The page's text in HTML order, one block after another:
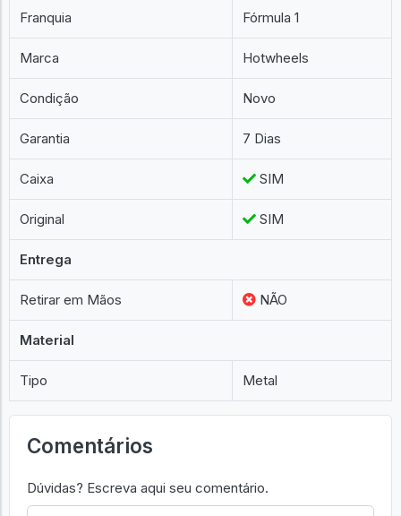
Franquia Fórmula 1
Marca Hotwheels
Condição Novo
Garantia 7 Dias
Caixa SIM
Original SIM
Entrega
Retirar em Mãos NÃO
Material
Tipo Metal
Comentários
Dúvidas? Escreva aqui seu comentário.